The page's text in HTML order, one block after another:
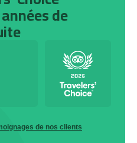
de
de nos clients